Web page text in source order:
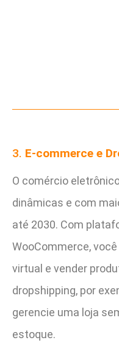
3. E-commerce e
O comércio
dinâmicas e com
até 2030. Com
WooCommerce,
virtual e vender
dropshipping, por
gerencie uma loja
estoque.